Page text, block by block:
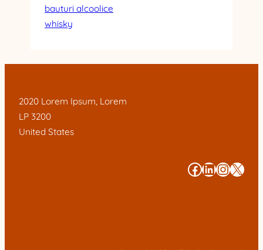
bauturi alcoolice
whisky
2020 Lorem Ipsum, Lorem
LP 3200
United States
# # # #